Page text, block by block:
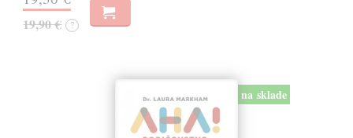
19,90 € ?
na sklade